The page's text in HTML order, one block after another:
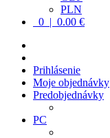
PLN
0 | 0.00 €
Prihlásenie
Moje objednávky
Predobjednávky
PC